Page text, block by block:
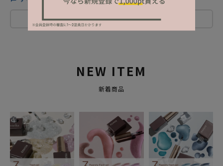
レビューを書く
NEW ITEM
新着商品